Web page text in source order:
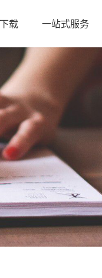
载 一站式服务